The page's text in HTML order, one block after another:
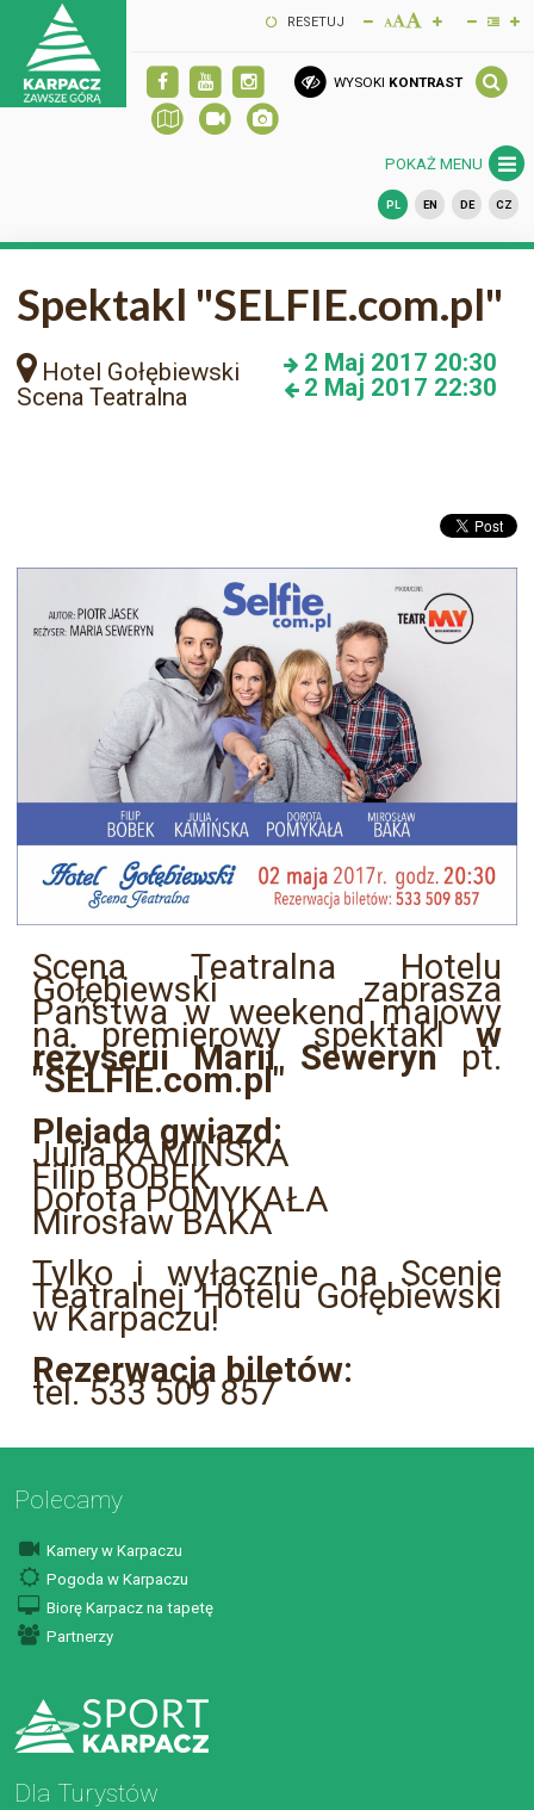
RESETUJ
WYSOKI KONTRAST
POKAŻ MENU
PL EN DE CZ
Spektakl "SELFIE.com.pl"
Hotel Gołębiewski
Scena Teatralna
2 Maj 2017 20:30
2 Maj 2017 22:30
Scena Teatralna Hotelu
Gołębiewski zaprasza
Państwa w weekend majowy
na premierowy spektaklw
reżyserii Marii Sewerynpt.
"SELFIE.com.pl"
Plejada gwiazd:
Julia KAMIŃSKA
Filip BOBEK
Dorota POMYKAŁA
Mirosław BAKA
Tylko i wyłącznie na Scenie
Teatralnej Hotelu Gołębiewski
w Karpaczu!
Rezerwacja biletów:
tel. 533 509 857
Polecamy
Kamery w Karpaczu
Pogoda w Karpaczu
Biorę Karpacz na tapetę
Partnerzy
Dla Turystów